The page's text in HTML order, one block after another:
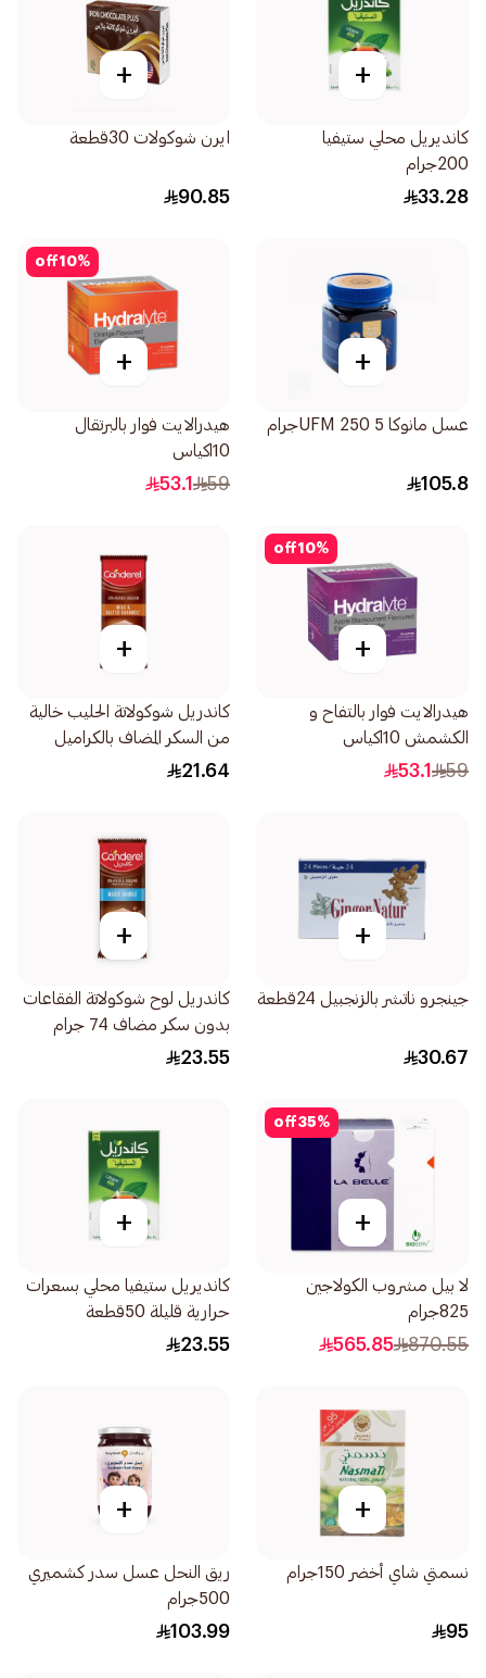
+
كانديريل محلي ستيفيا
200جرام
33.28
+
ايرن شوكولات 30قطعة
90.85
+
عسل مانوكا 5 UFM 250جرام
105.8
10%
off
+
هيدرالايت فوار بالبرتقال
10اكياس
59
53.1
10%
off
+
هيدرالايت فوار بالتفاح و
الكشمش 10اكياس
59
53.1
+
كاندريل شوكولاتة الحليب خالية
من السكر المضاف بالكراميل
المملح 100جرام
21.64
+
جينجرو ناتشر بالزنجبيل 24قطعة
30.67
+
كاندريل لوح شوكولاتة الفقاعات
بدون سكر مضاف 74 جرام
23.55
35%
off
+
لا بيل مشروب الكولاجين
825جرام
870.55
565.85
+
كانديريل ستيفيا محلي بسعرات
حرارية قليلة 50قطعة
23.55
+
نسمتي شاي أخضر 150جرام
95
+
ريق النحل عسل سدر كشميري
500جرام
103.99